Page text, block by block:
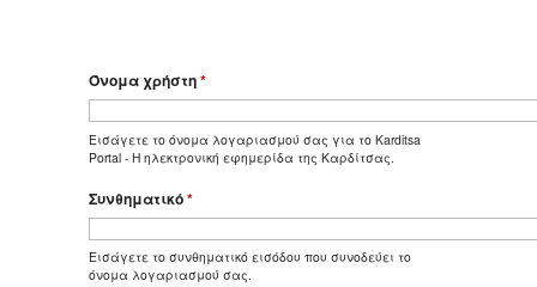
Όνομα χρήστη*
Εισάγετε το όνομα λογαριασμού σας για το Karditsa
Portal - Η ηλεκτρονική εφημερίδα της Καρδίτσας.
Συνθηματικό*
Εισάγετε το συνθηματικό εισόδου που συνοδεύει το
όνομα λογαριασμού σας.